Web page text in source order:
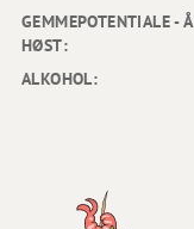
GEMMEPOTENTIALE -
HØST:
ALKOHOL: